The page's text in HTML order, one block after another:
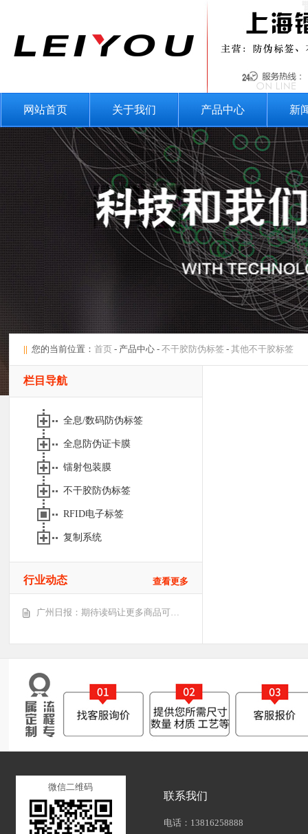
网站首页 关于我们 产品中心 新
|| 您的当前位置： 首页- 产品中心 - 不干胶防伪标签- 其他不干胶标签
栏目导航
全息/数码防伪标签
全息防伪证卡膜
镭射包装膜
不干胶防伪标签
RFID电子标签
复制系统
行业动态 查看更多
广州日报：期待读码让更多商品可…
微信二维码
联系我们
电话：13816258888